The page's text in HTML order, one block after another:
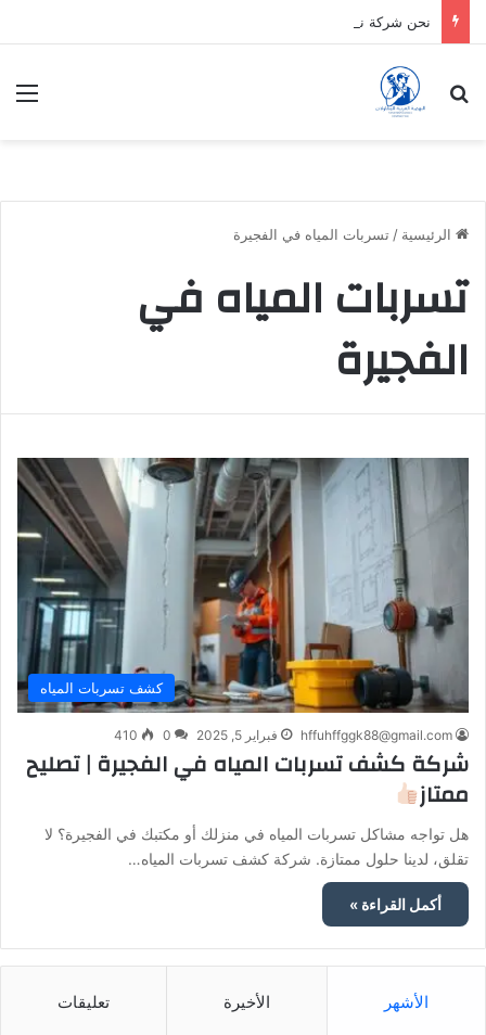
نحن شركة نقدم الافضل دائماً
بحث عن
الرئيسية / تسربات المياه في الفجيرة
تسربات المياه في
الفجيرة
كشف تسربات المياه
hffuhffggk88@gmail.com فبراير 5, 2025 0
410
شركة كشف تسربات المياه في الفجيرة | تصليح
ممتاز
هل تواجه مشاكل تسربات المياه في منزلك أو مكتبك في الفجيرة؟ لا
تقلق، لدينا حلول ممتازة. شركة كشف تسربات المياه…
أكمل القراءة »
الأشهر الأخيرة تعليقات